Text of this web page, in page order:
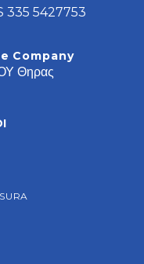
335 5427753
Company
Θηρας